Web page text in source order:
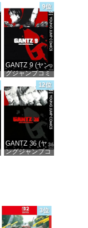
ックスDIGITAL)
価格：¥100
9位
GANTZ 9 (ヤン
グジャンプコミ
ックスDIGITAL)
価格：¥100
12位
GANTZ 36 (ヤ
ングジャンプコ
3位